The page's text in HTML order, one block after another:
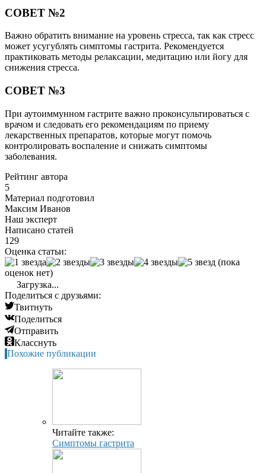
СОВЕТ №2
Важно обратить внимание на уровень стресса, так как стресс
может усугублять симптомы гастрита. Рекомендуется
практиковать методы релаксации, медитацию или йогу для
снижения стресса.
СОВЕТ №3
При аутоиммунном гастрите важно проконсультироваться с
врачом и следовать его рекомендациям по приему
лекарственных препаратов, которые могут помочь
контролировать воспаление и снижать симптомы
заболевания.
Рейтинг автора
5
Материал подготовил
Максим Иванов
Наш эксперт
Написано статей
129
Оценка статьи:
(пока
оценок нет)
Загрузка...
Поделиться с друзьями:
Твитнуть
Поделиться
Отправить
Класснуть
Похожие публикации
Читайте также:
Симптомы гастрита